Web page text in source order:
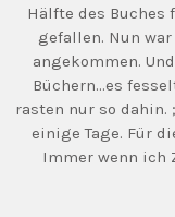
Hälfte des Buches
gefallen. Nun
angekommen.
Büchern…es
rasten nur so
einige Tage. Für
Immer wenn ich